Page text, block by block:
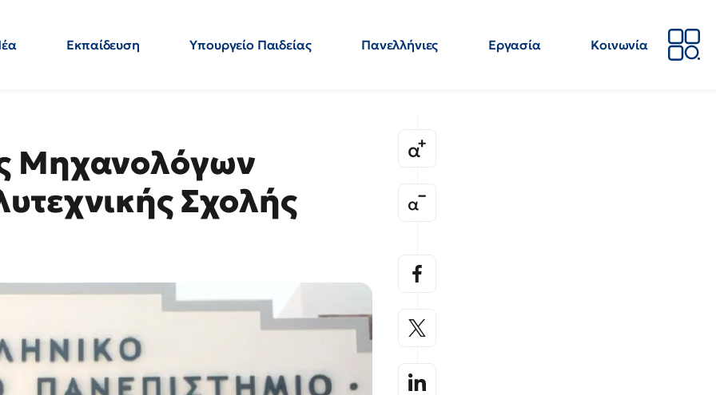
Εκπαίδευση Υπουργείο Παιδείας Πανελλήνιες Εργασία
Κοινωνία
Μηχανολόγων
Σχολής